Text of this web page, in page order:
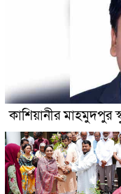
কাশিয়ানীর মাহমুদপুর